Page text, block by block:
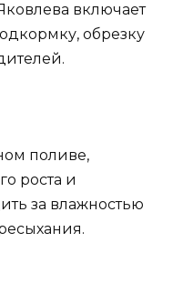
включает
обрезку
поливе,
роста и
за влажностью